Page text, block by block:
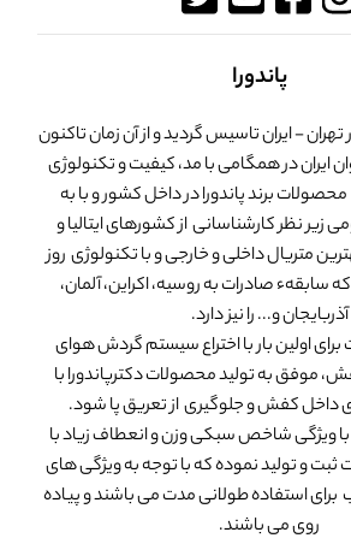
پاندورا
در سال 1375 در تهران - ایران تاسیس گردید و از آن زمان تاکنون
ایران در همگامی با مد، کیفیت و تکنولوژی
برند پاندورا در داخل کشور و با به
زیر نظر کارشناسانی از کشورهای ایتالیا و
متریال داخلی و خارجی و با تکنولوژی روز
سابقهء صادرات به روسیه، اکراین، آلمان،
آذربایجان و... را نیز دارد.
اولین بار با اختراع سیستم گردش هوای
موفق به تولید محصولات دکترپاندورا با
داخل کفش و جلوگیری از تعریق پا شود.
ویژگی شاخص سبکی وزن و انعطاف زیاد با
و تولید نموده که با توجه به ویژگی های
استفاده طولانی مدت می باشند و پیاده
روی می باشند.